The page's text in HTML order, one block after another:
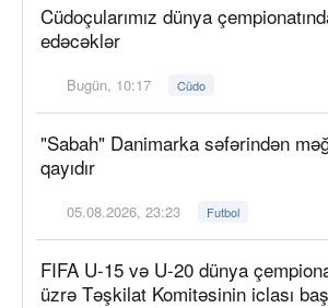
Cüdoçularımız dünya
edəcəklər
Bugün, 10:17 Cüdo
"Sabah" Danimarka səfərindən
qayıdır
05.08.2026, 23:23 Futbol
FIFA U-15 və U-20 dünya
üzrə Təşkilat Komitəsinin iclası